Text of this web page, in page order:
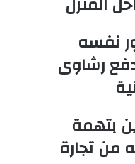
نفسه
رشاوى
متهمين بتهمة
من تجارة